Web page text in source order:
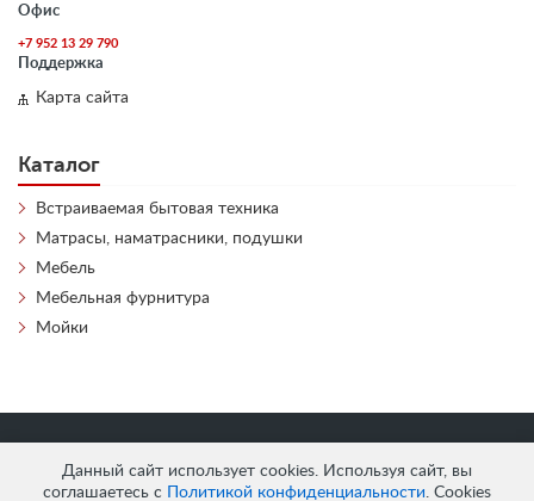
Данный сайт использует cookies. Используя сайт, вы
соглашаетесь с
Политикой конфиденциальности. Cookies
Офис
+7 952 13 29 790
Поддержка
Карта сайта
Каталог
Встраиваемая бытовая техника
Матрасы, наматрасники, подушки
Мебель
Мебельная фурнитура
Мойки